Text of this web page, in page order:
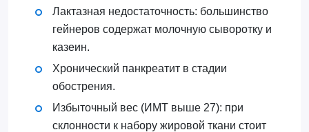
Лактазная недостаточность: большинство
гейнеров содержат молочную сыворотку и
казеин.
Хронический панкреатит в стадии
обострения.
Избыточный вес (ИМТ выше 27): при
склонности к набору жировой ткани стоит